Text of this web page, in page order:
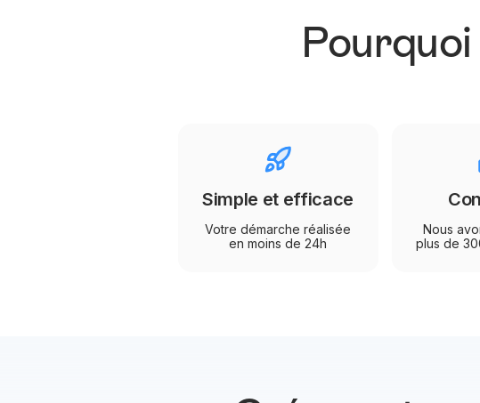
Simple et efficace
Votre démarche réalisée
en moins de 24h
Nous
plus de